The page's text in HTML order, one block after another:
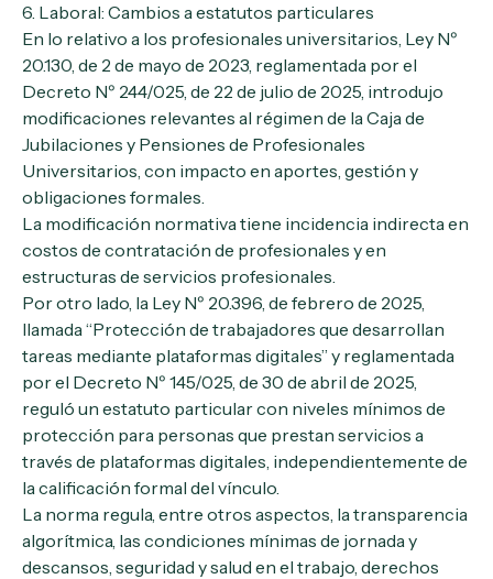
6. Laboral: Cambios a estatutos particulares
En lo relativo a los profesionales universitarios, Ley Nº
20.130, de 2 de mayo de 2023, reglamentada por el
Decreto Nº 244/025, de 22 de julio de 2025, introdujo
modificaciones relevantes al régimen de la Caja de
Jubilaciones y Pensiones de Profesionales
Universitarios, con impacto en aportes, gestión y
obligaciones formales.
La modificación normativa tiene incidencia indirecta en
costos de contratación de profesionales y en
estructuras de servicios profesionales.
Por otro lado, la Ley Nº 20.396, de febrero de 2025,
llamada “Protección de trabajadores que desarrollan
tareas mediante plataformas digitales” y reglamentada
por el Decreto Nº 145/025, de 30 de abril de 2025,
reguló un estatuto particular con niveles mínimos de
protección para personas que prestan servicios a
través de plataformas digitales, independientemente de
la calificación formal del vínculo.
La norma regula, entre otros aspectos, la transparencia
algorítmica, las condiciones mínimas de jornada y
descansos, seguridad y salud en el trabajo, derechos